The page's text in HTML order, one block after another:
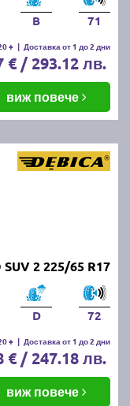
B 71
+ | Доставка от 1 до 2 дни
€ / 293.12 лв.
виж повече
2 225/65 R17
D 72
+ | Доставка от 1 до 2 дни
€ / 247.18 лв.
виж повече